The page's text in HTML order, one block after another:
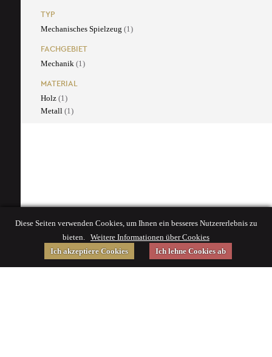
TYP
Mechanisches Spielzeug (1)
FACHGEBIET
Mechanik (1)
MATERIAL
Holz (1)
Metall (1)
Diese Seiten verwenden Cookies, um Ihnen ein besseres Nutzererlebnis zu
bieten. Weitere Informationen über Cookies
Ich akzeptiere Cookies
Ich lehne Cookies ab